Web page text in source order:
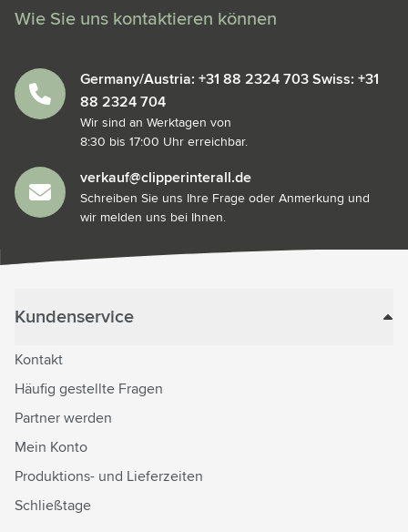
Wie Sie uns kontaktieren können
Germany/Austria: +31 88 2324 703 Swiss: +31
88 2324 704
Wir sind an Werktagen von
8:30 bis 17:00 Uhr erreichbar.
verkauf@clipperinterall.de
Schreiben Sie uns Ihre Frage oder Anmerkung und
wir melden uns bei Ihnen.
Kundenservice
Kontakt
Häufig gestellte Fragen
Partner werden
Mein Konto
Produktions- und Lieferzeiten
Schließtage